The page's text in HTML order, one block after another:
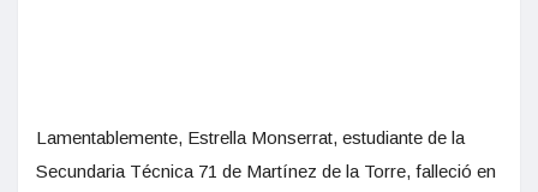
Lamentablemente, Estrella Monserrat, estudiante de la
Secundaria Técnica 71 de Martínez de la Torre, falleció en